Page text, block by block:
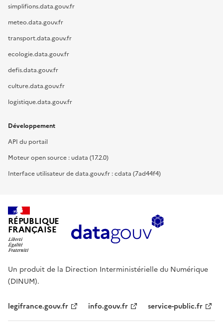
simplifions.data.gouv.fr
meteo.data.gouv.fr
transport.data.gouv.fr
ecologie.data.gouv.fr
defis.data.gouv.fr
culture.data.gouv.fr
logistique.data.gouv.fr
Développement
API du portail
Moteur open source : udata (17.2.0)
Interface utilisateur de data.gouv.fr : cdata (7ad44f4)
RÉPUBLIQUE
FRANÇAISE
Un produit de la Direction Interministérielle du Numérique
(DINUM).
legifrance.gouv.fr info.gouv.fr service-public.fr